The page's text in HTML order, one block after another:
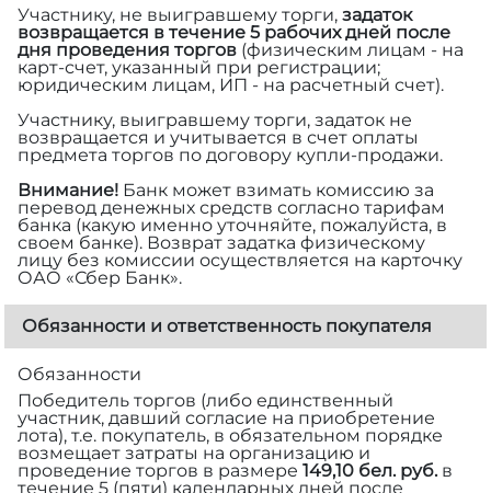
Участнику, не выигравшему торги, задаток
возвращается в течение 5 рабочих дней после
дня проведения торгов (физическим лицам - на
карт-счет, указанный при регистрации;
юридическим лицам, ИП - на расчетный счет).
Участнику, выигравшему торги, задаток не
возвращается и учитывается в счет оплаты
предмета торгов по договору купли-продажи.
Внимание! Банк может взимать комиссию за
перевод денежных средств согласно тарифам
банка (какую именно уточняйте, пожалуйста, в
своем банке). Возврат задатка физическому
лицу без комиссии осуществляется на карточку
ОАО «Сбер Банк».
Обязанности и ответственность покупателя
Обязанности
Победитель торгов (либо единственный
участник, давший согласие на приобретение
лота), т.е. покупатель, в обязательном порядке
возмещает затраты на организацию и
проведение торгов в размере 149,10 бел. руб.в
течение 5 (пяти) календарных дней после